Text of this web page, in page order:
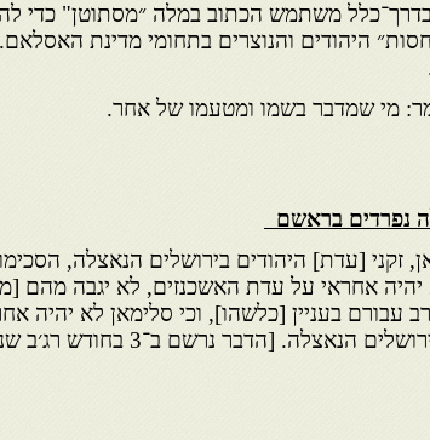
בדרך־כלל משתמש הכתוב במלה ״מסתוטן" כדי
היהודים והנוצרים בתחומי מדינת האסלאם.
מי שמדבר בשמו ומטעמו של אחר.
נפרדים בראשם
זקני [עדת] היהודים בירושלים הנאצלה,
יהיה אחראי על עדת האשכנזים, לא יגבה מהם
עבורם בעניין [כלשהו], וכי סלימאן לא יהיה
על שאר היהודים המתגוררים בירושלים הנאצלה. [הדבר נרשם ב־3